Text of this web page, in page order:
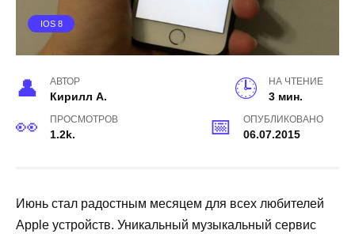
IOS 8
АВТОР
Кирилл А.
НА ЧТЕНИЕ
3 мин.
ПРОСМОТРОВ
1.2k.
ОПУБЛИКОВАНО
06.07.2015
Июнь стал радостным месяцем для всех любителей
Apple устройств. Уникальный музыкальный сервис